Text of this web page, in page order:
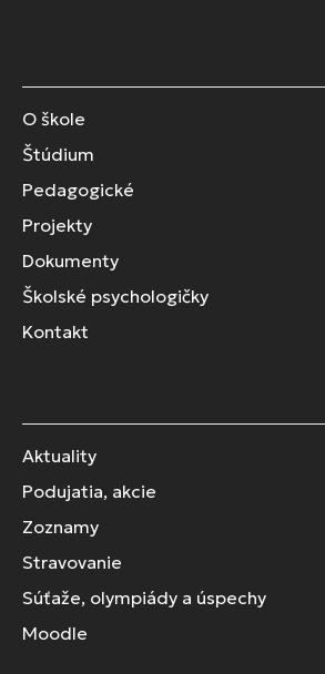
O škole
Štúdium
Pedagogické
Projekty
Dokumenty
Školské psychologičky
Kontakt
Aktuality
Podujatia, akcie
Zoznamy
Stravovanie
Súťaže, olympiády a úspechy
Moodle